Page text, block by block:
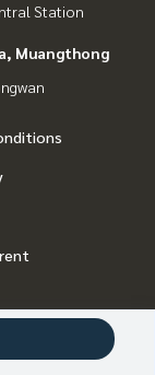
Station
Muangthong